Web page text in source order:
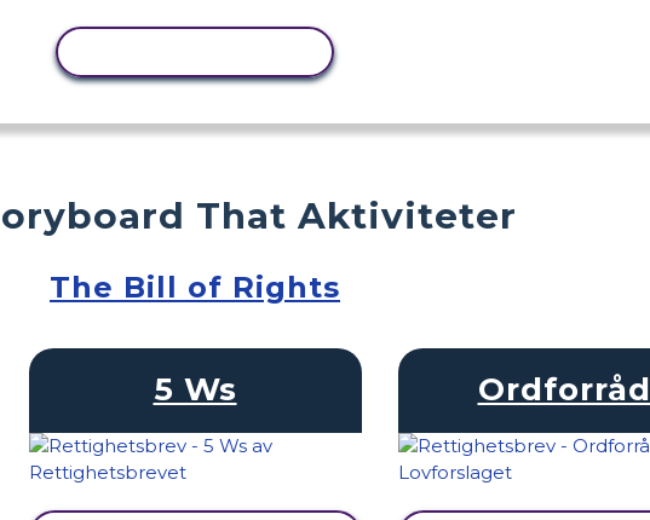
That Aktiviteter
The Bill of Rights
5 Ws Ordforråd